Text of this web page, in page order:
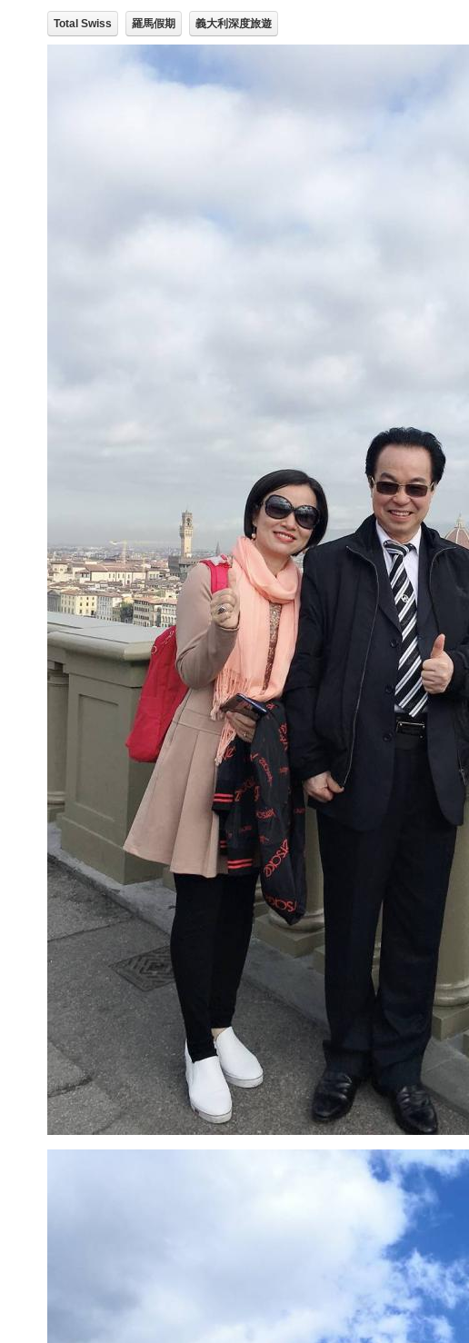
Total Swiss 羅馬假期 義大利深度旅遊